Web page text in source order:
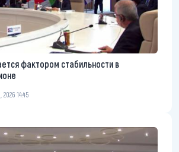
фактором стабильности в
2026 14:45